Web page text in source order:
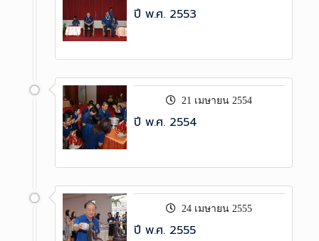
ปี พ.ศ. 2553
21 เมษายน 2554
ปี พ.ศ. 2554
24 เมษายน 2555
ปี พ.ศ. 2555